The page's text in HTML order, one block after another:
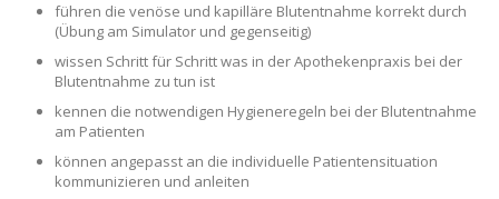
führen die venöse und kapilläre Blutentnahme korrekt durch
(Übung am Simulator und gegenseitig)
wissen Schritt für Schritt was in der Apothekenpraxis bei der
Blutentnahme zu tun ist
kennen die notwendigen Hygieneregeln bei der Blutentnahme
am Patienten
können angepasst an die individuelle Patientensituation
kommunizieren und anleiten